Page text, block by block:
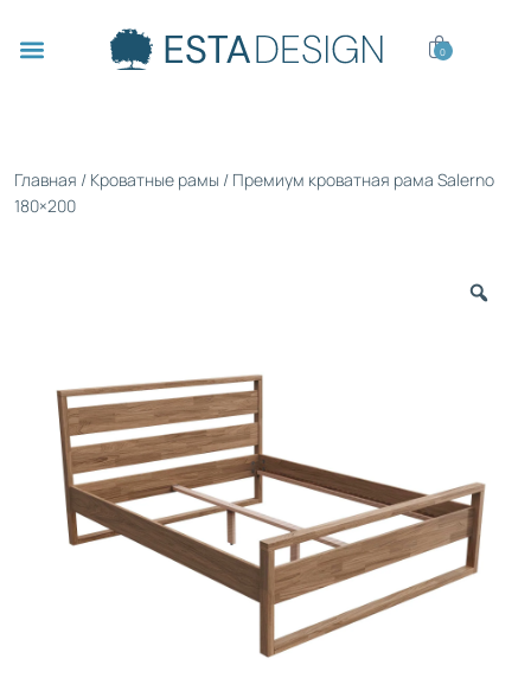
0
Главная / Кроватные рамы / Премиум кроватная рама Salerno
180×200